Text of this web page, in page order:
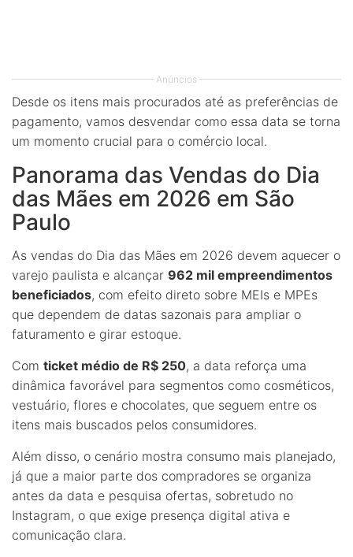
Anúncios
Desde os itens mais procurados até as preferências de
pagamento, vamos desvendar como essa data se torna
um momento crucial para o comércio local.
Panorama das Vendas do Dia
das Mães em 2026 em São
Paulo
As vendas do Dia das Mães em 2026 devem aquecer o
varejo paulista e alcançar 962 mil empreendimentos
beneficiados, com efeito direto sobre MEIs e MPEs
que dependem de datas sazonais para ampliar o
faturamento e girar estoque.
Com ticket médio de R$ 250, a data reforça uma
dinâmica favorável para segmentos como cosméticos,
vestuário, flores e chocolates, que seguem entre os
itens mais buscados pelos consumidores.
Além disso, o cenário mostra consumo mais planejado,
já que a maior parte dos compradores se organiza
antes da data e pesquisa ofertas, sobretudo no
Instagram, o que exige presença digital ativa e
comunicação clara.